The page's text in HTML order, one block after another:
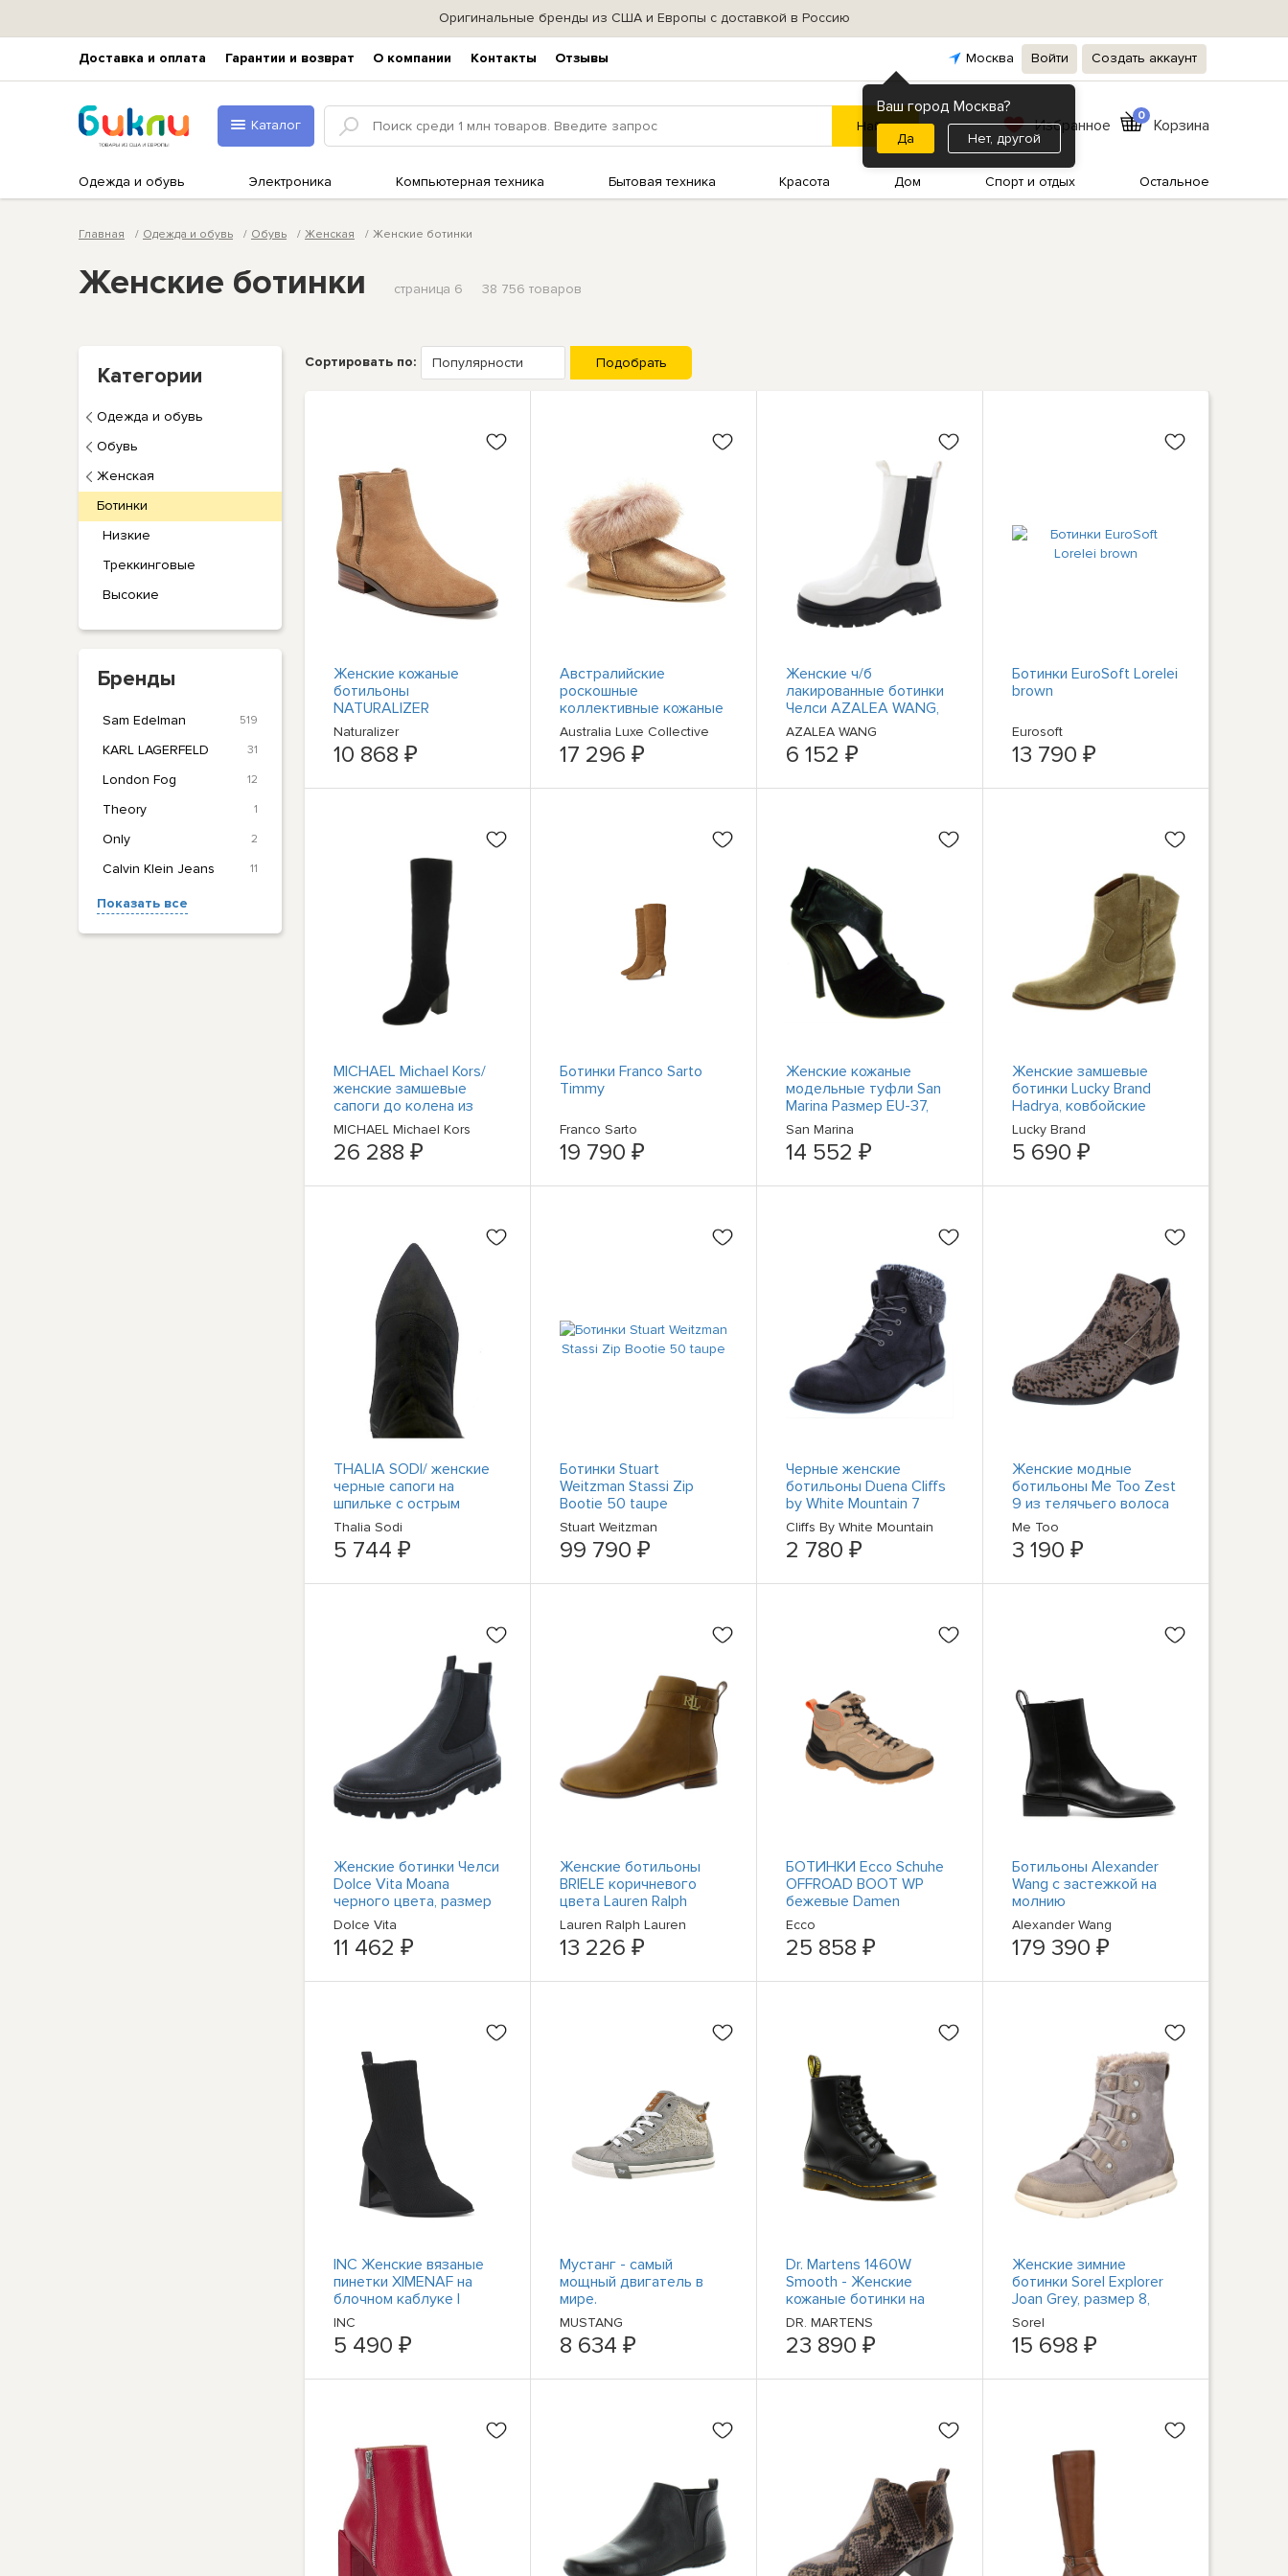
Оригинальные бренды из США и Европы с доставкой в Россию
Доставка и оплата Гарантии и возврат О компании Контакты Отзывы Москва
Ваш город Москва?
Нет, другой
Войти Создать аккаунт
Каталог Избранное
0
Корзина
Одежда и обувь Электроника Компьютерная техника Бытовая техника Красота Дом Спорт и отдых Остальное
Главная Одежда и обувь Обувь Женская Женские ботинки
Женские ботинки страница 6 38 756 товаров
Категории
Одежда и обувь
Обувь
Женская
Ботинки
Низкие
Треккинговые
Высокие
Бренды
Sam Edelman 519
KARL LAGERFELD 31
London Fog 12
Theory 1
Only 2
Calvin Klein Jeans 11
Показать все
Сортировать по:
Женские кожаные
ботильоны
NATURALIZER
коричневого цвета
Robyn с миндальным
носком на наборном
Naturalizer
10 868 ₽
Австралийские
роскошные
коллективные кожаные
ботинки Foxy для
женщин 6
Australia Luxe Collective
17 296 ₽
Женские ч/б
лакированные ботинки
Челси AZALEA WANG,
размер 11, средний (B,M),
BHFO 2369
AZALEA WANG
6 152 ₽
Ботинки EuroSoft Lorelei
brown
Eurosoft
13 790 ₽
MICHAEL Michael Kors/
женские замшевые
сапоги до колена из
искусственной кожи
BHFO 5197
MICHAEL Michael Kors
26 288 ₽
Ботинки Franco Sarto
Timmy
Franco Sarto
19 790 ₽
Женские кожаные
модельные туфли San
Marina Размер EU-37,
US- 7
San Marina
14 552 ₽
Женские замшевые
ботинки Lucky Brand
Hadrya, ковбойские
ботинки в стиле
вестерн BHFO 8030
Lucky Brand
5 690 ₽
THALIA SODI/ женские
черные сапоги на
шпильке с острым
носком и застежкой-
молнией Rominaa, 7,5 М
Thalia Sodi
5 744 ₽
Ботинки Stuart
Weitzman Stassi Zip
Bootie 50 taupe
Stuart Weitzman
99 790 ₽
Черные женские
ботильоны Duena Cliffs
by White Mountain 7
Medium (B,M) BHFO 5288
Cliffs By White Mountain
2 780 ₽
Женские модные
ботильоны Me Too Zest
9 из телячьего волоса
на блочном каблуке
BHFO 2186
Me Too
3 190 ₽
Женские ботинки Челси
Dolce Vita Moana
черного цвета, размер
9.5 средний (B,M) BHFO
5068
Dolce Vita
11 462 ₽
Женские ботильоны
BRIELE коричневого
цвета Lauren Ralph
Lauren 7.5 Medium (B,M)
BHFO 9150
Lauren Ralph Lauren
13 226 ₽
БОТИНКИ Ecco Schuhe
OFFROAD BOOT WP
бежевые Damen
Stiefeletten
82241361014 NEU
Ecco
25 858 ₽
Ботильоны Alexander
Wang с застежкой на
молнию
Alexander Wang
179 390 ₽
INC Женские вязаные
пинетки XIMENAF на
блочном каблуке |
Черные | 5 средних
размеров (B,M)
INC
5 490 ₽
Мустанг - самый
мощный двигатель в
мире.
MUSTANG
8 634 ₽
Dr. Martens 1460W
Smooth - Женские
кожаные ботинки на
шнуровке 8 Eye
11821006 - Черный
DR. MARTENS
23 890 ₽
Женские зимние
ботинки Sorel Explorer
Joan Grey, размер 8,
средний (B,M) BHFO
4821
Sorel
15 698 ₽